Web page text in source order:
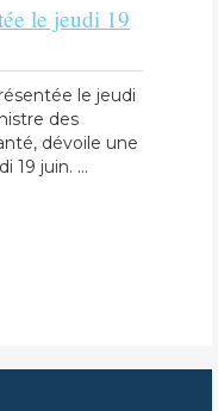
le jeudi 19
le jeudi
des
dévoile une
19 juin. ...